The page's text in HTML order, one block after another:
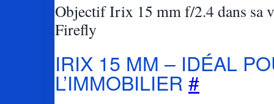
Objectif Irix 15 mm f/2.4 dans sa
Firefly
IRIX 15 MM – IDÉAL
L’IMMOBILIER #